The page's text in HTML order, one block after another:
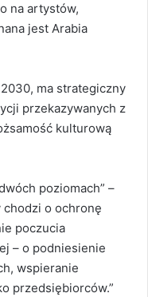
na artystów,
jest Arabia
ma strategiczny
przekazywanych z
kulturową
poziomach” –
chodzi o ochronę
poczucia
– o podniesienie
wspieranie
przedsiębiorców.”